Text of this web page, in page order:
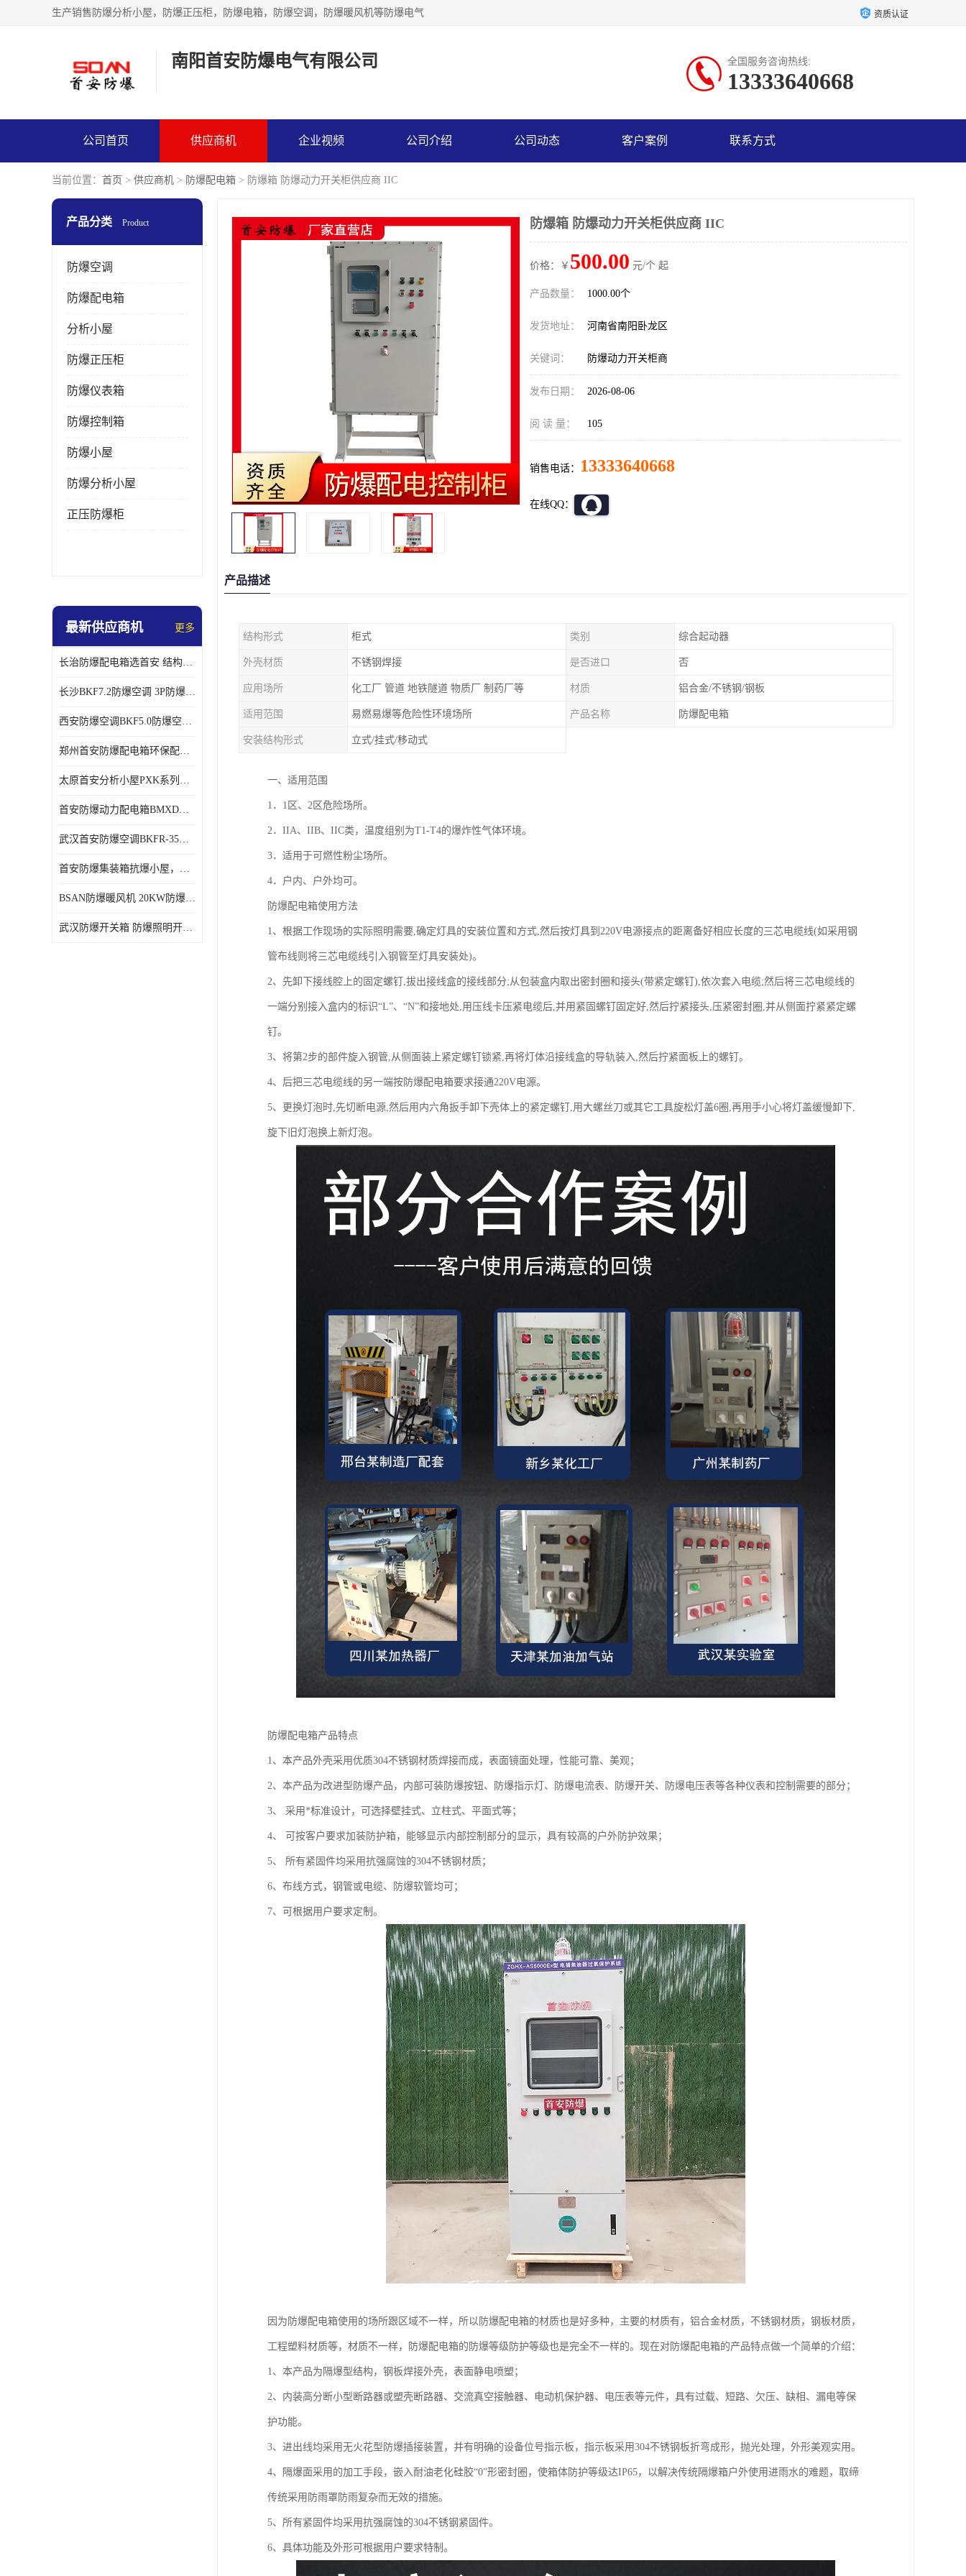
生产销售防爆分析小屋，防爆正压柜，防爆电箱，防爆空调，防爆暖风机等防爆电气 资质认证
南阳首安防爆电气有限公司 全国服务咨询热线:
13333640668
公司首页 供应商机 企业视频 公司介绍 公司动态 客户案例 联系方式
当前位置： 首页 > 供应商机 > 防爆配电箱 > 防爆箱 防爆动力开关柜供应商 IIC
产品分类 Product
防爆空调
防爆配电箱
分析小屋
防爆正压柜
防爆仪表箱
防爆控制箱
防爆小屋
防爆分析小屋
正压防爆柜
最新供应商机 更多
长治防爆配电箱选首安 结构紧凑、价格合理、资质齐全
长沙BKF7.2防爆空调 3P防爆空调与普通空调有什么区别
西安防爆空调BKF5.0防爆空调技术参数
郑州首安防爆配电箱环保配套用防爆配电箱
太原首安分析小屋PXK系列在线分析小屋厂家
首安防爆动力配电箱BMXD系列防爆配电箱技术参数
武汉首安防爆空调BKFR-35防爆空调生产厂家
首安防爆集装箱抗爆小屋，危化品暂存间厂家批发
BSAN防爆暖风机 20KW防爆工业暖风机
武汉防爆开关箱 防爆照明开关箱厂家
防爆箱 防爆动力开关柜供应商 IIC
价格：￥ 500.00 元/个 起
产品数量： 1000.00个
发货地址： 河南省南阳卧龙区
关键词： 防爆动力开关柜商
发布日期： 2026-08-06
阅 读 量： 105
销售电话： 13333640668
在线QQ：
产品描述
结构形式 柜式 类别 综合起动器
外壳材质 不锈钢焊接 是否进口 否
应用场所 化工厂 管道 地铁隧道 物质厂 制药厂等 材质 铝合金/不锈钢/钢板
适用范围 易燃易爆等危险性环境场所 产品名称 防爆配电箱
安装结构形式 立式/挂式/移动式
一、适用范围
1．1区、2区危险场所。
2．IIA、IIB、IIC类，温度组别为T1-T4的爆炸性气体环境。
3．适用于可燃性粉尘场所。
4．户内、户外均可。
防爆配电箱使用方法
1、根据工作现场的实际照明需要,确定灯具的安装位置和方式,然后按灯具到220V电源接点的距离备好相应长度的三芯电缆线(如采用钢
管布线则将三芯电缆线引入钢管至灯具安装处)。
2、先卸下接线腔上的固定螺钉,拔出接线盒的接线部分;从包装盒内取出密封圈和接头(带紧定螺钉),依次套入电缆;然后将三芯电缆线的
一端分别接入盒内的标识“L”、“N”和接地处,用压线卡压紧电缆后,并用紧固螺钉固定好,然后拧紧接头,压紧密封圈,并从侧面拧紧紧定螺
钉。
3、将第2步的部件旋入钢管,从侧面装上紧定螺钉锁紧,再将灯体沿接线盒的导轨装入,然后拧紧面板上的螺钉。
4、后把三芯电缆线的另一端按防爆配电箱要求接通220V电源。
5、更换灯泡时,先切断电源,然后用内六角扳手卸下壳体上的紧定螺钉,用大螺丝刀或其它工具旋松灯盖6圈,再用手小心将灯盖缓慢卸下,
旋下旧灯泡换上新灯泡。
防爆配电箱产品特点
1、本产品外壳采用优质304不锈钢材质焊接而成，表面镜面处理，性能可靠、美观；
2、本产品为改进型防爆产品，内部可装防爆按钮、防爆指示灯、防爆电流表、防爆开关、防爆电压表等各种仪表和控制需要的部分；
3、 采用*标准设计，可选择壁挂式、立柱式、平面式等；
4、 可按客户要求加装防护箱，能够显示内部控制部分的显示，具有较高的户外防护效果；
5、 所有紧固件均采用抗强腐蚀的304不锈钢材质；
6、布线方式，钢管或电缆、防爆软管均可；
7、可根据用户要求定制。
因为防爆配电箱使用的场所跟区域不一样，所以防爆配电箱的材质也是好多种，主要的材质有，铝合金材质，不锈钢材质，钢板材质，
工程塑料材质等，材质不一样，防爆配电箱的防爆等级防护等级也是完全不一样的。现在对防爆配电箱的产品特点做一个简单的介绍：
1、本产品为隔爆型结构，钢板焊接外壳，表面静电喷塑；
2、内装高分断小型断路器或塑壳断路器、交流真空接触器、电动机保护器、电压表等元件，具有过载、短路、欠压、缺相、漏电等保
护功能。
3、进出线均采用无火花型防爆插接装置，并有明确的设备位号指示板，指示板采用304不锈钢板折弯成形，抛光处理，外形美观实用。
4、隔爆面采用的加工手段，嵌入耐油老化硅胶“0”形密封圈，使箱体防护等级达IP65，以解决传统隔爆箱户外使用进雨水的难题，取缔
传统采用防雨罩防雨复杂而无效的措施。
5、所有紧固件均采用抗强腐蚀的304不锈钢紧固件。
6、具体功能及外形可根据用户要求特制。